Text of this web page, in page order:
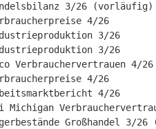
3/26 (vorläufig)
4/26
3/26
3/26
Verbrauchervertrauen 4/26
4/26
4/26
Michigan
Großhandel 3/